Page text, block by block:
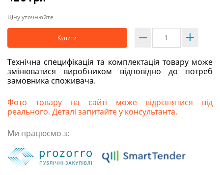
Ціну уточнюйте
Купити
Технічна специфікація та комплектація товару може
змінюватися виробником відповідно до потреб
замовника споживача.
Фото товару на сайті може відрізнятися від
реального. Деталі запитайте у консультанта.
Ми працюємо з: